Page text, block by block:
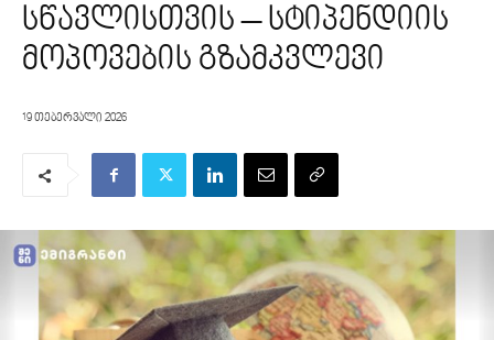
სწავლისთვის – სტიპენდიის
მოპოვების გზამკვლევი
19 თებერვალი 2026